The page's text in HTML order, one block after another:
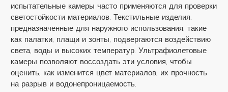
испытательные камеры часто применяются для проверки
светостойкости материалов. Текстильные изделия,
предназначенные для наружного использования, такие
как палатки, плащи и зонты, подвергаются воздействию
света, воды и высоких температур. Ультрафиолетовые
камеры позволяют воссоздать эти условия, чтобы
оценить, как изменится цвет материалов, их прочность
на разрыв и водонепроницаемость.